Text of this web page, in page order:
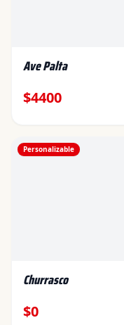
Ave Palta
$4400
Personalizable
Churrasco
$0